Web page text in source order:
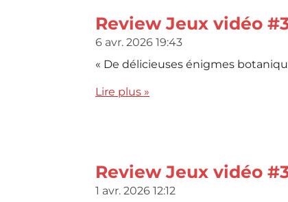
Review Jeux vidéo
6 avr. 2026 19:43
« De délicieuses énigmes
Lire plus »
Review Jeux vidéo
1 avr. 2026 12:12